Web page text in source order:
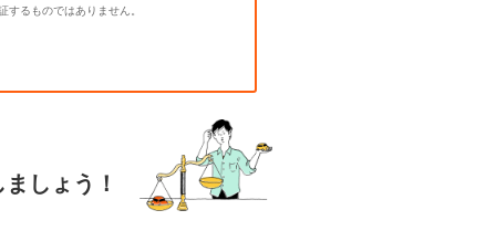
るものではありません。
ましょう！